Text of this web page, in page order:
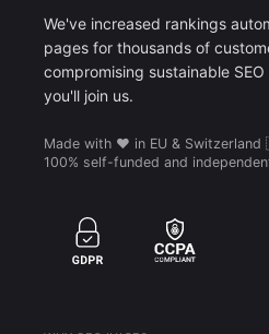
We've increased rankings
pages for thousands of
compromising sustainable
you'll join us.
Made with ❤️ in EU &
100% self-funded and